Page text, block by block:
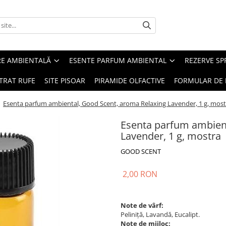
AMBIENTALĂ ESENTE PARFUM AMBIENTAL REZERVE
RUFE SITE PISOAR PIRAMIDE OLFACTIVE FORMULAR DE
Esenta parfum ambiental, Good Scent, aroma Relaxing Lavender, 1 g,
Esenta parfum
Lavender, 1 g, mostra
GOOD SCENT
2,00 RON
Note de vârf:
Peliniță, Lavandă, Eucalipt.
Note de mijloc: